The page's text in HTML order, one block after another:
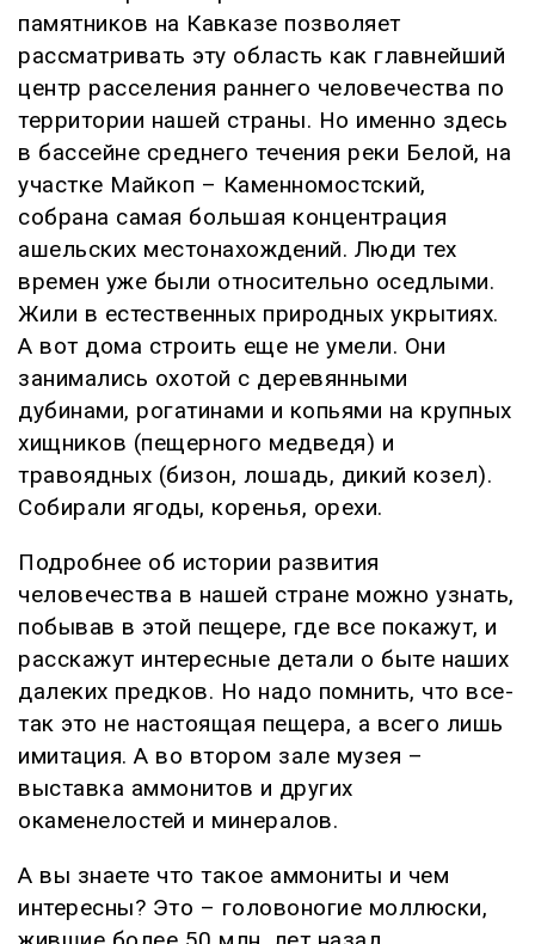
памятников на Кавказе позволяет
рассматривать эту область как главнейший
центр расселения раннего человечества по
территории нашей страны. Но именно здесь
в бассейне среднего течения реки Белой, на
участке Майкоп – Каменномостский,
собрана самая большая концентрация
ашельских местонахождений. Люди тех
времен уже были относительно оседлыми.
Жили в естественных природных укрытиях.
А вот дома строить еще не умели. Они
занимались охотой с деревянными
дубинами, рогатинами и копьями на крупных
хищников (пещерного медведя) и
травоядных (бизон, лошадь, дикий козел).
Собирали ягоды, коренья, орехи.
Подробнее об истории развития
человечества в нашей стране можно узнать,
побывав в этой пещере, где все покажут, и
расскажут интересные детали о быте наших
далеких предков. Но надо помнить, что все-
так это не настоящая пещера, а всего лишь
имитация. А во втором зале музея –
выставка аммонитов и других
окаменелостей и минералов.
А вы знаете что такое аммониты и чем
интересны? Это – головоногие моллюски,